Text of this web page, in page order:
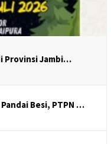
Provinsi Jambi…
Besi, PTPN …